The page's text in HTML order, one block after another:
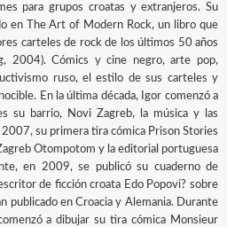
para grupos croatas y extranjeros. Su
en The Art of Modern Rock, un libro que
carteles de rock de los últimos 50 años
2004). Cómics y cine negro, arte pop,
ruso, el estilo de sus carteles y
En la última década, Igor comenzó a
su barrio, Novi Zagreb, la música y las
2007, su primera tira cómica Prison Stories
Otompotom y la editorial portuguesa
en 2009, se publicó su cuaderno de
de ficción croata Edo Popovi? sobre
publicado en Croacia y Alemania. Durante
a dibujar su tira cómica Monsieur